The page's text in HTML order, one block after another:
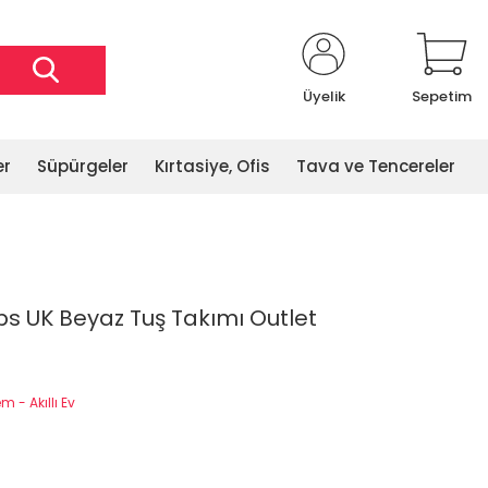
Üyelik Sepetim
Süpürgeler Kırtasiye, Ofis Tava ve Tencereler
UK Beyaz Tuş Takımı Outlet
- Akıllı Ev